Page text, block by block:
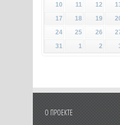
10
11 12
17
18 19
24
25 26
31
1 2
О ПРОЕКТЕ